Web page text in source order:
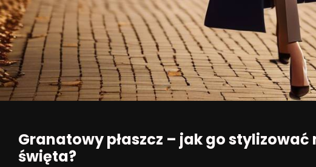
Granatowy płaszcz – jak go stylizować
święta?